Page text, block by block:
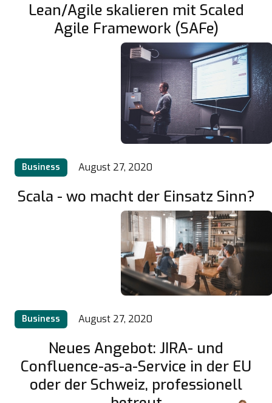
Lean/Agile skalieren mit Scaled
Agile Framework (SAFe)
Business August 27, 2020
Scala - wo macht der Einsatz Sinn?
Business August 27, 2020
Neues Angebot: JIRA- und
Confluence-as-a-Service in der EU
oder der Schweiz, professionell